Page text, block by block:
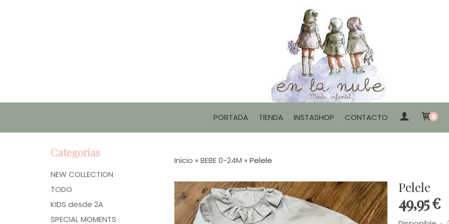
PORTADA TIENDA INSTASHOP CONTACTO 0
Categorías
NEW COLLECTION
TODO
KIDS desde 2A
SPECIAL MOMENTS
Inicio » BEBE 0-24M » Pelele
Pelele
49,95 €